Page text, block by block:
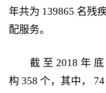
年共为 139865 名残
配服务。
截至 2018 年
构 358 个，其中， 74